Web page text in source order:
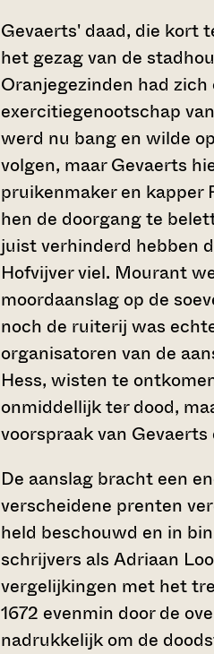
Gevaerts' daad, die kort
het gezag van de
Oranjegezinden had
exercitiegenootschap
werd nu bang en wilde
volgen, maar Gevaerts
pruikenmaker en kapper
hen de doorgang te
juist verhinderd hebben
Hofvijver viel. Mourant
moordaanslag op de
noch de ruiterij was
organisatoren van de
Hess, wisten te
onmiddellijk ter dood,
voorspraak van
De aanslag bracht een
verscheidene prenten
held beschouwd en in
schrijvers als Adriaan
vergelijkingen met het
1672 evenmin door de
nadrukkelijk om de